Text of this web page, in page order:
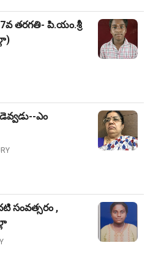
తరగతి- పి.యం.శ్రీ
ఎం
సంవత్సరం ,